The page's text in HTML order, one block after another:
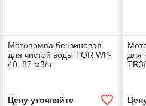
Мотопомпа бензиновая
для чистой воды TOR WP-
40, 87 м3/ч
Цену уточняйте
для